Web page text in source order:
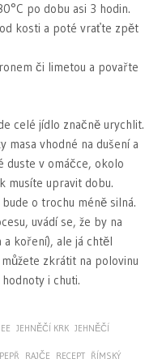
po dobu asi 3 hodin.
kosti a poté vraťte zpět
či limetou a povařte
celé jídlo značně urychlit.
vhodné na dušení a
duste v omáčce, okolo
musíte upravit dobu.
o trochu méně silná.
uvádí se, že by na
a koření), ale já chtěl
zkrátit na polovinu
i chuti.
JEHNĚČÍ KRK JEHNĚČÍ
PEPŘ RAJČE RECEPT ŘÍMSKÝ